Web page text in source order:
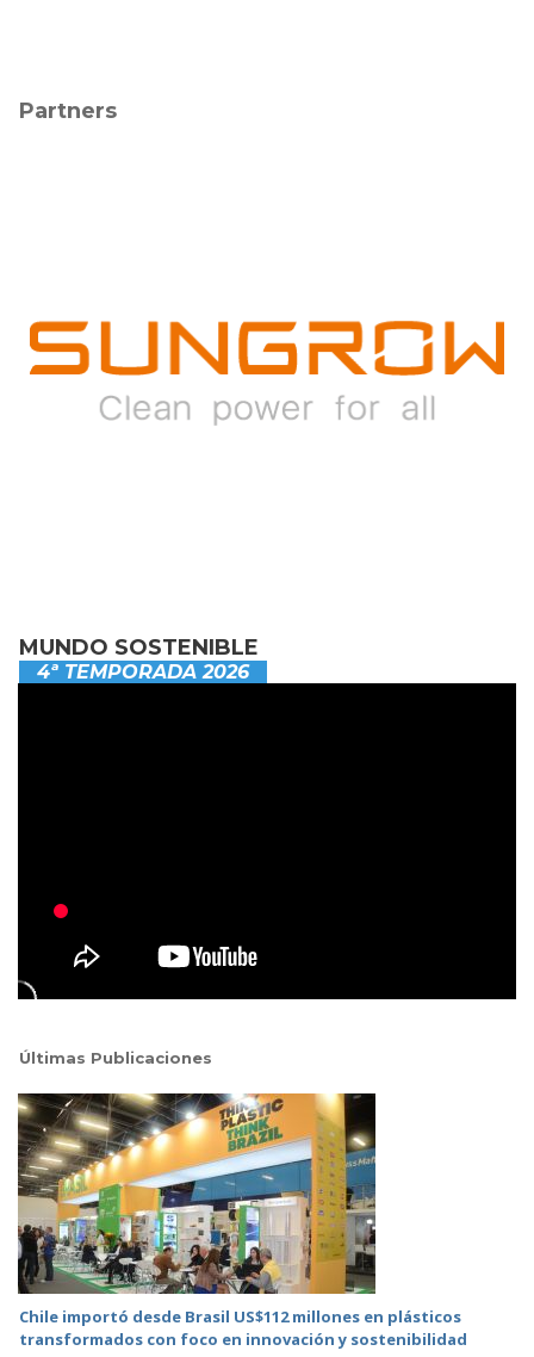
Partners
MUNDO SOSTENIBLE
4ª TEMPORADA 2026
Últimas Publicaciones
Chile importó desde Brasil US$112 millones en plásticos
transformados con foco en innovación y sostenibilidad